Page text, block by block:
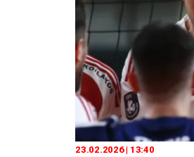
23.02.2026 | 13:40